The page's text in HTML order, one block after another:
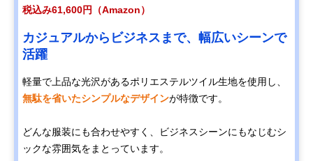
税込み61,600円（Amazon）
カジュアルからビジネスまで、幅広いシーンで
活躍
軽量で上品な光沢があるポリエステルツイル生地を使用し、
無駄を省いたシンプルなデザインが特徴です。
どんな服装にも合わせやすく、ビジネスシーンにもなじむシ
ックな雰囲気をまとっています。